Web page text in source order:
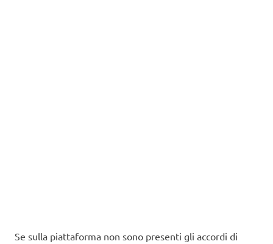
Se sulla piattaforma non sono presenti gli accordi di